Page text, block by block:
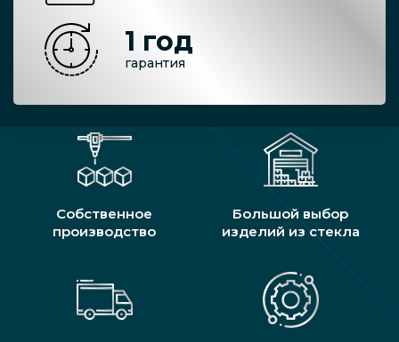
1 год
гарантия
Собственное
производство
Большой выбор
изделий из стекла